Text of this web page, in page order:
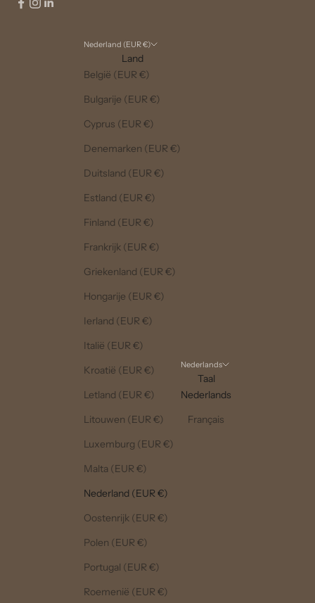
Nederland (EUR €)
Land
België (EUR €)
Bulgarije (EUR €)
Cyprus (EUR €)
Denemarken (EUR €)
Duitsland (EUR €)
Estland (EUR €)
Finland (EUR €)
Frankrijk (EUR €)
Griekenland (EUR €)
Hongarije (EUR €)
Ierland (EUR €)
Italië (EUR €)
Kroatië (EUR €)
Letland (EUR €)
Litouwen (EUR €)
Luxemburg (EUR €)
Malta (EUR €)
Nederland (EUR €)
Oostenrijk (EUR €)
Polen (EUR €)
Portugal (EUR €)
Roemenië (EUR €)
Nederlands
Taal
Nederlands
Français